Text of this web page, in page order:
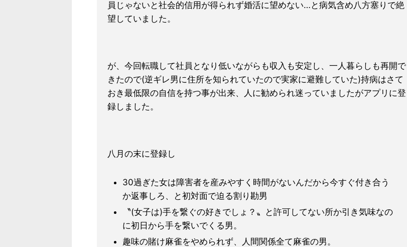
員じゃないと社会的信用が得られず婚活に望めない…と病気含め八方塞りで絶
望していました。
が、今回転職して社員となり低いながらも収入も安定し、一人暮らしも再開で
きたので(逆ギレ男に住所を知られていたので実家に避難していた)持病はさて
おき最低限の自信を持つ事が出来、人に勧められ迷っていましたがアプリに登
録しました。
八月の末に登録し
30過ぎた女は障害者を産みやすく時間がないんだから今すぐ付き合う
か返事しろ、と初対面で迫る割り勘男
〝(女子は)手を繋ぐの好きでしょ？〟と許可してない所か引き気味なの
に初日から手を繋いでくる男。
趣味の賭け麻雀をやめられず、人間関係全て麻雀の男。